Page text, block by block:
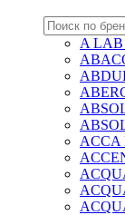
A LAB
ACCA